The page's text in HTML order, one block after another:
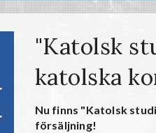
"Katolsk
katolska
Nu finns "Katolsk
försäljning!